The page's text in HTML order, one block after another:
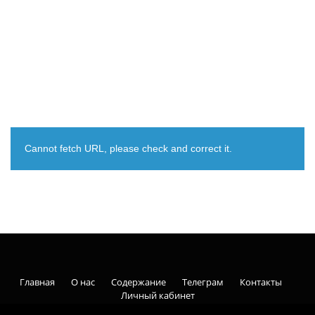
Cannot fetch URL, please check and correct it.
Главная О нас Содержание Телеграм
Контакты
Личный кабинет